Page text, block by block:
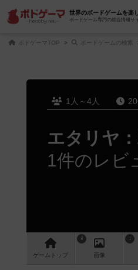
世界のボードゲームを楽
ボードゲーム専門の総合情報サ
ボドゲーマTOP ボードゲームの検索
1人～4人
エタリヤ
1件のレビ
ゲーム トップ
8
画像
1